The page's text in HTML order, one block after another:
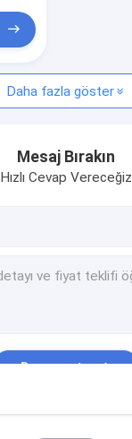
Daha fazla göster
Mesaj Bırakın
Hızlı Cevap Vereceğiz
Devam et